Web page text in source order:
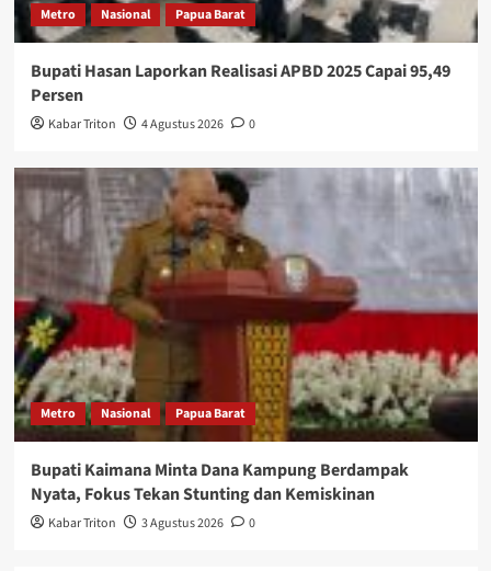
Metro Nasional Papua Barat
Bupati Hasan Laporkan Realisasi APBD 2025 Capai 95,49
Persen
Kabar Triton 4 Agustus 2026 0
Metro Nasional Papua Barat
Bupati Kaimana Minta Dana Kampung Berdampak
Nyata, Fokus Tekan Stunting dan Kemiskinan
Kabar Triton 3 Agustus 2026 0